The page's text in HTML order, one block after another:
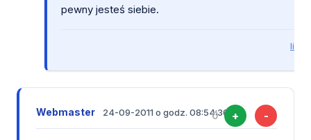
pewny jesteś siebie.
link
Webmaster 24-09-2011 o godz. 08:54:36
0 + -